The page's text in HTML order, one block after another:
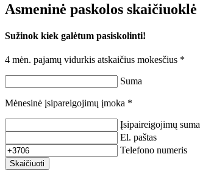
Asmeninė paskolos skaičiuoklė
Sužinok kiek galėtum pasiskolinti!
4 mėn. pajamų vidurkis atskaičius mokesčius *
Suma
Mėnesinė įsipareigojimų įmoka *
Įsipaireigojimų suma
El. paštas
Telefono numeris
Skaičiuoti